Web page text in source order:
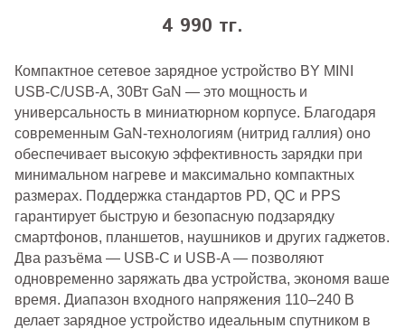
4 990 тг.
Компактное сетевое зарядное устройство BY MINI
USB-C/USB-A, 30Вт GaN — это мощность и
универсальность в миниатюрном корпусе. Благодаря
современным GaN-технологиям (нитрид галлия) оно
обеспечивает высокую эффективность зарядки при
минимальном нагреве и максимально компактных
размерах. Поддержка стандартов PD, QC и PPS
гарантирует быструю и безопасную подзарядку
смартфонов, планшетов, наушников и других гаджетов.
Два разъёма — USB-C и USB-A — позволяют
одновременно заряжать два устройства, экономя ваше
время. Диапазон входного напряжения 110–240 В
делает зарядное устройство идеальным спутником в